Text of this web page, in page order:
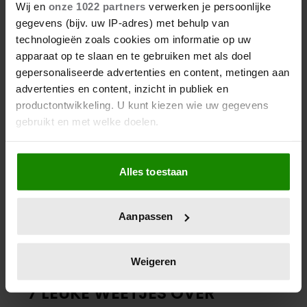
Wij en onze 1022 partners verwerken je persoonlijke
gegevens (bijv. uw IP-adres) met behulp van
technologieën zoals cookies om informatie op uw
apparaat op te slaan en te gebruiken met als doel
gepersonaliseerde advertenties en content, metingen aan
advertenties en content, inzicht in publiek en
productontwikkeling. U kunt kiezen wie uw gegevens
gebruikt en met welke doelen.
Als u het toestaat, willen we ook graag:
Informatie verzamelen over uw geografische
locatie, die tot een paar meter nauwkeurig kan zijn
scannen op specifieke eigenschappen (fingerprinting)
verwerkt en stel uw voorkeuren in het
intrekken in de Cookieverklaring.
Alles toestaan
Aanpassen
Weigeren
7 LEUKE WEETJES OVER